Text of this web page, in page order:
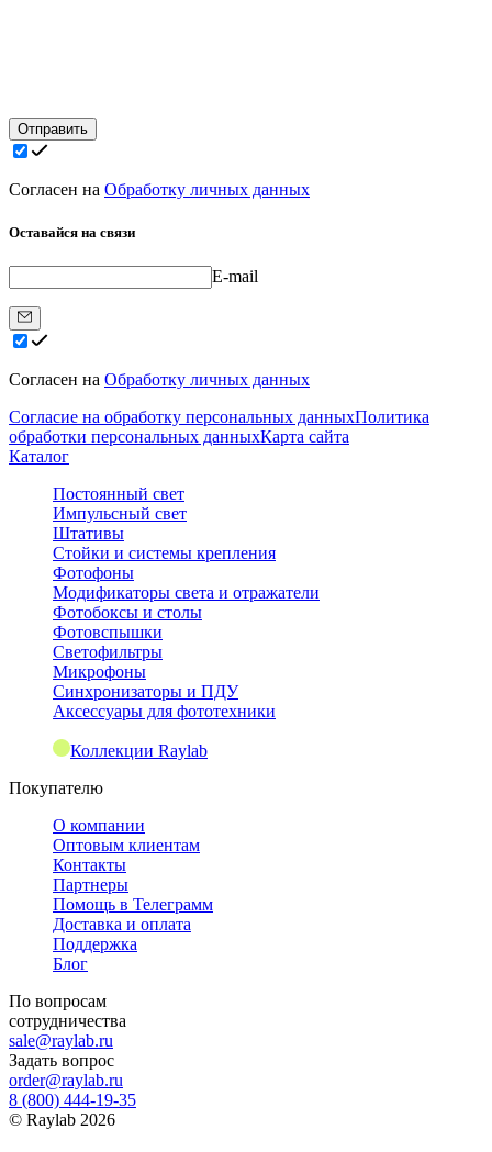
Отправить
Согласен на Обработку личных данных
Оставайся на связи
E-mail
Согласен на Обработку личных данных
Согласие на обработку персональных данныхПолитика
обработки персональных данныхКарта сайта
Каталог
Постоянный свет
Импульсный свет
Штативы
Стойки и системы крепления
Фотофоны
Модификаторы света и отражатели
Фотобоксы и столы
Фотовспышки
Светофильтры
Микрофоны
Синхронизаторы и ПДУ
Аксессуары для фототехники
Коллекции Raylab
Покупателю
О компании
Оптовым клиентам
Контакты
Партнеры
Помощь в Телеграмм
Доставка и оплата
Поддержка
Блог
По вопросам
сотрудничества
sale@raylab.ru
Задать вопрос
order@raylab.ru
8 (800) 444-19-35
© Raylab 2026